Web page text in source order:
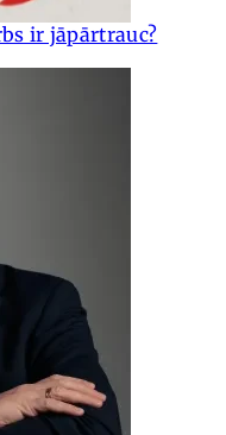
ir jāpārtrauc?